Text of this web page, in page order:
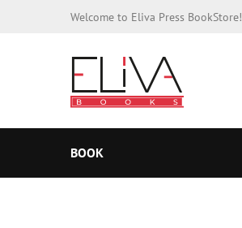
Welcome to Eliva Press BookStore!
BOOK